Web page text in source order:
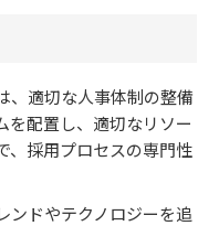
、適切な人事体制の整備
を配置し、適切なリソー
、採用プロセスの専門性
ンドやテクノロジーを追